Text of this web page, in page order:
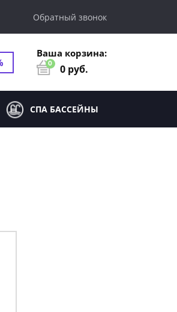
Обратный звонок
Ваша корзина:
0 0 руб.
СПА БАССЕЙНЫ